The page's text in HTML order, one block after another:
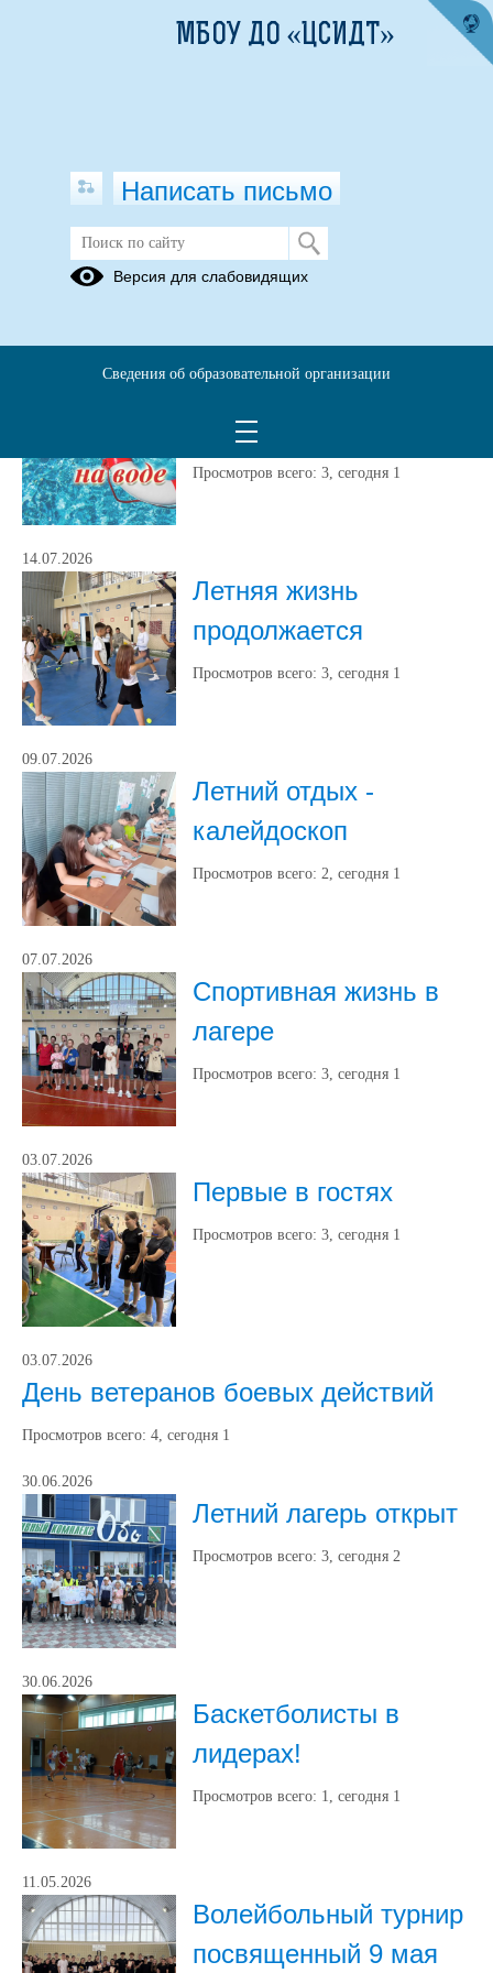
Новости
Прокуратура Томской
области напоминает
Просмотров всего: 3, сегодня 1
14.07.2026
Летняя жизнь
продолжается
Просмотров всего: 3, сегодня 1
09.07.2026
Летний отдых -
калейдоскоп
Просмотров всего: 2, сегодня 1
07.07.2026
Спортивная жизнь в
лагере
Просмотров всего: 3, сегодня 1
03.07.2026
Первые в гостях
Просмотров всего: 3, сегодня 1
03.07.2026
День ветеранов боевых действий
Просмотров всего: 4, сегодня 1
30.06.2026
Летний лагерь открыт
Просмотров всего: 3, сегодня 2
30.06.2026
Баскетболисты в
лидерах!
Просмотров всего: 1, сегодня 1
11.05.2026
Волейбольный турнир
посвященный 9 мая
МБОУ ДО «ЦСИДТ»
Написать письмо
Версия для слабовидящих
Сведения об образовательной организации